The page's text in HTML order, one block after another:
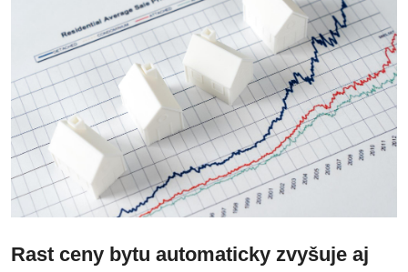
Rast ceny bytu automaticky zvyšuje aj